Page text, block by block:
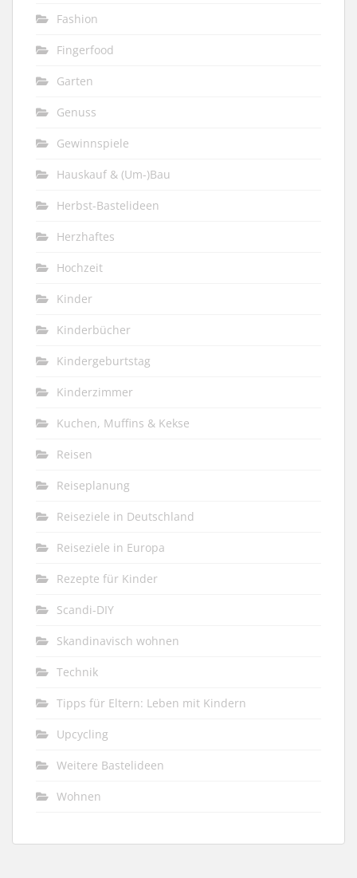
Fashion
Fingerfood
Garten
Genuss
Gewinnspiele
Hauskauf & (Um-)Bau
Herbst-Bastelideen
Herzhaftes
Hochzeit
Kinder
Kinderbücher
Kindergeburtstag
Kinderzimmer
Kuchen, Muffins & Kekse
Reisen
Reiseplanung
Reiseziele in Deutschland
Reiseziele in Europa
Rezepte für Kinder
Scandi-DIY
Skandinavisch wohnen
Technik
Tipps für Eltern: Leben mit Kindern
Upcycling
Weitere Bastelideen
Wohnen